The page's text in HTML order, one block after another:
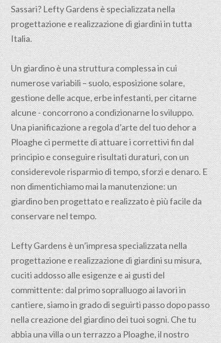
Sassari? Lefty Gardens è specializzata nella
progettazione e realizzazione di giardini in tutta
Italia.
Un giardino è una struttura complessa in cui
numerose variabili – suolo, esposizione solare,
gestione delle acque, erbe infestanti, per citarne
alcune - concorrono a condizionarne lo sviluppo.
Una pianificazione a regola d’arte del tuo dehor a
Ploaghe ci permette di attuare i correttivi fin dal
principio e conseguire risultati duraturi, con un
considerevole risparmio di tempo, sforzi e denaro. E
non dimentichiamo mai la manutenzione: un
giardino ben progettato e realizzato è più facile da
conservare nel tempo.
Lefty Gardens è un’impresa specializzata nella
progettazionee realizzazione di giardini su misura,
cuciti addosso alle esigenze e ai gusti del
committente: dal primo sopralluogo ai lavori in
cantiere, siamo in grado di seguirti passo dopo passo
nella creazione del giardino dei tuoi sogni. Che tu
abbia una villa o un terrazzo a Ploaghe, il nostro